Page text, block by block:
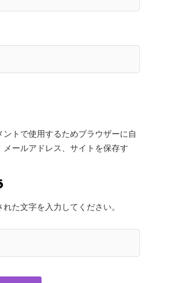
ントで使用するためブラウザーに自
メールアドレス、サイトを保存す
れた文字を入力してください。